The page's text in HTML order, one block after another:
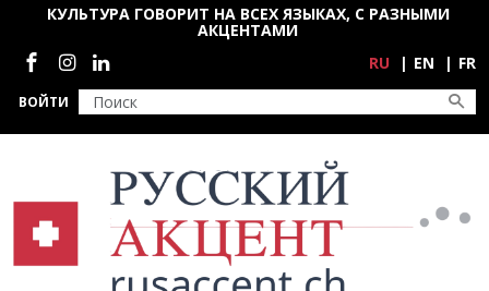
Перейти к основному содержанию
ВОЙТИ
КУЛЬТУРА ГОВОРИТ НА ВСЕХ ЯЗЫКАХ, С РАЗНЫМИ
АКЦЕНТАМИ
Социальные сети
RU EN FR